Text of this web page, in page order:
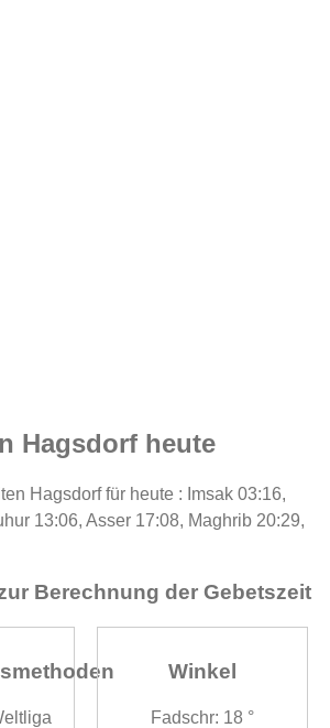
Hagsdorf heute
Hagsdorf für heute : Imsak 03:16,
13:06, Asser 17:08, Maghrib 20:29,
Berechnung der Gebetszeit
Winkel
Fadschr: 18 °